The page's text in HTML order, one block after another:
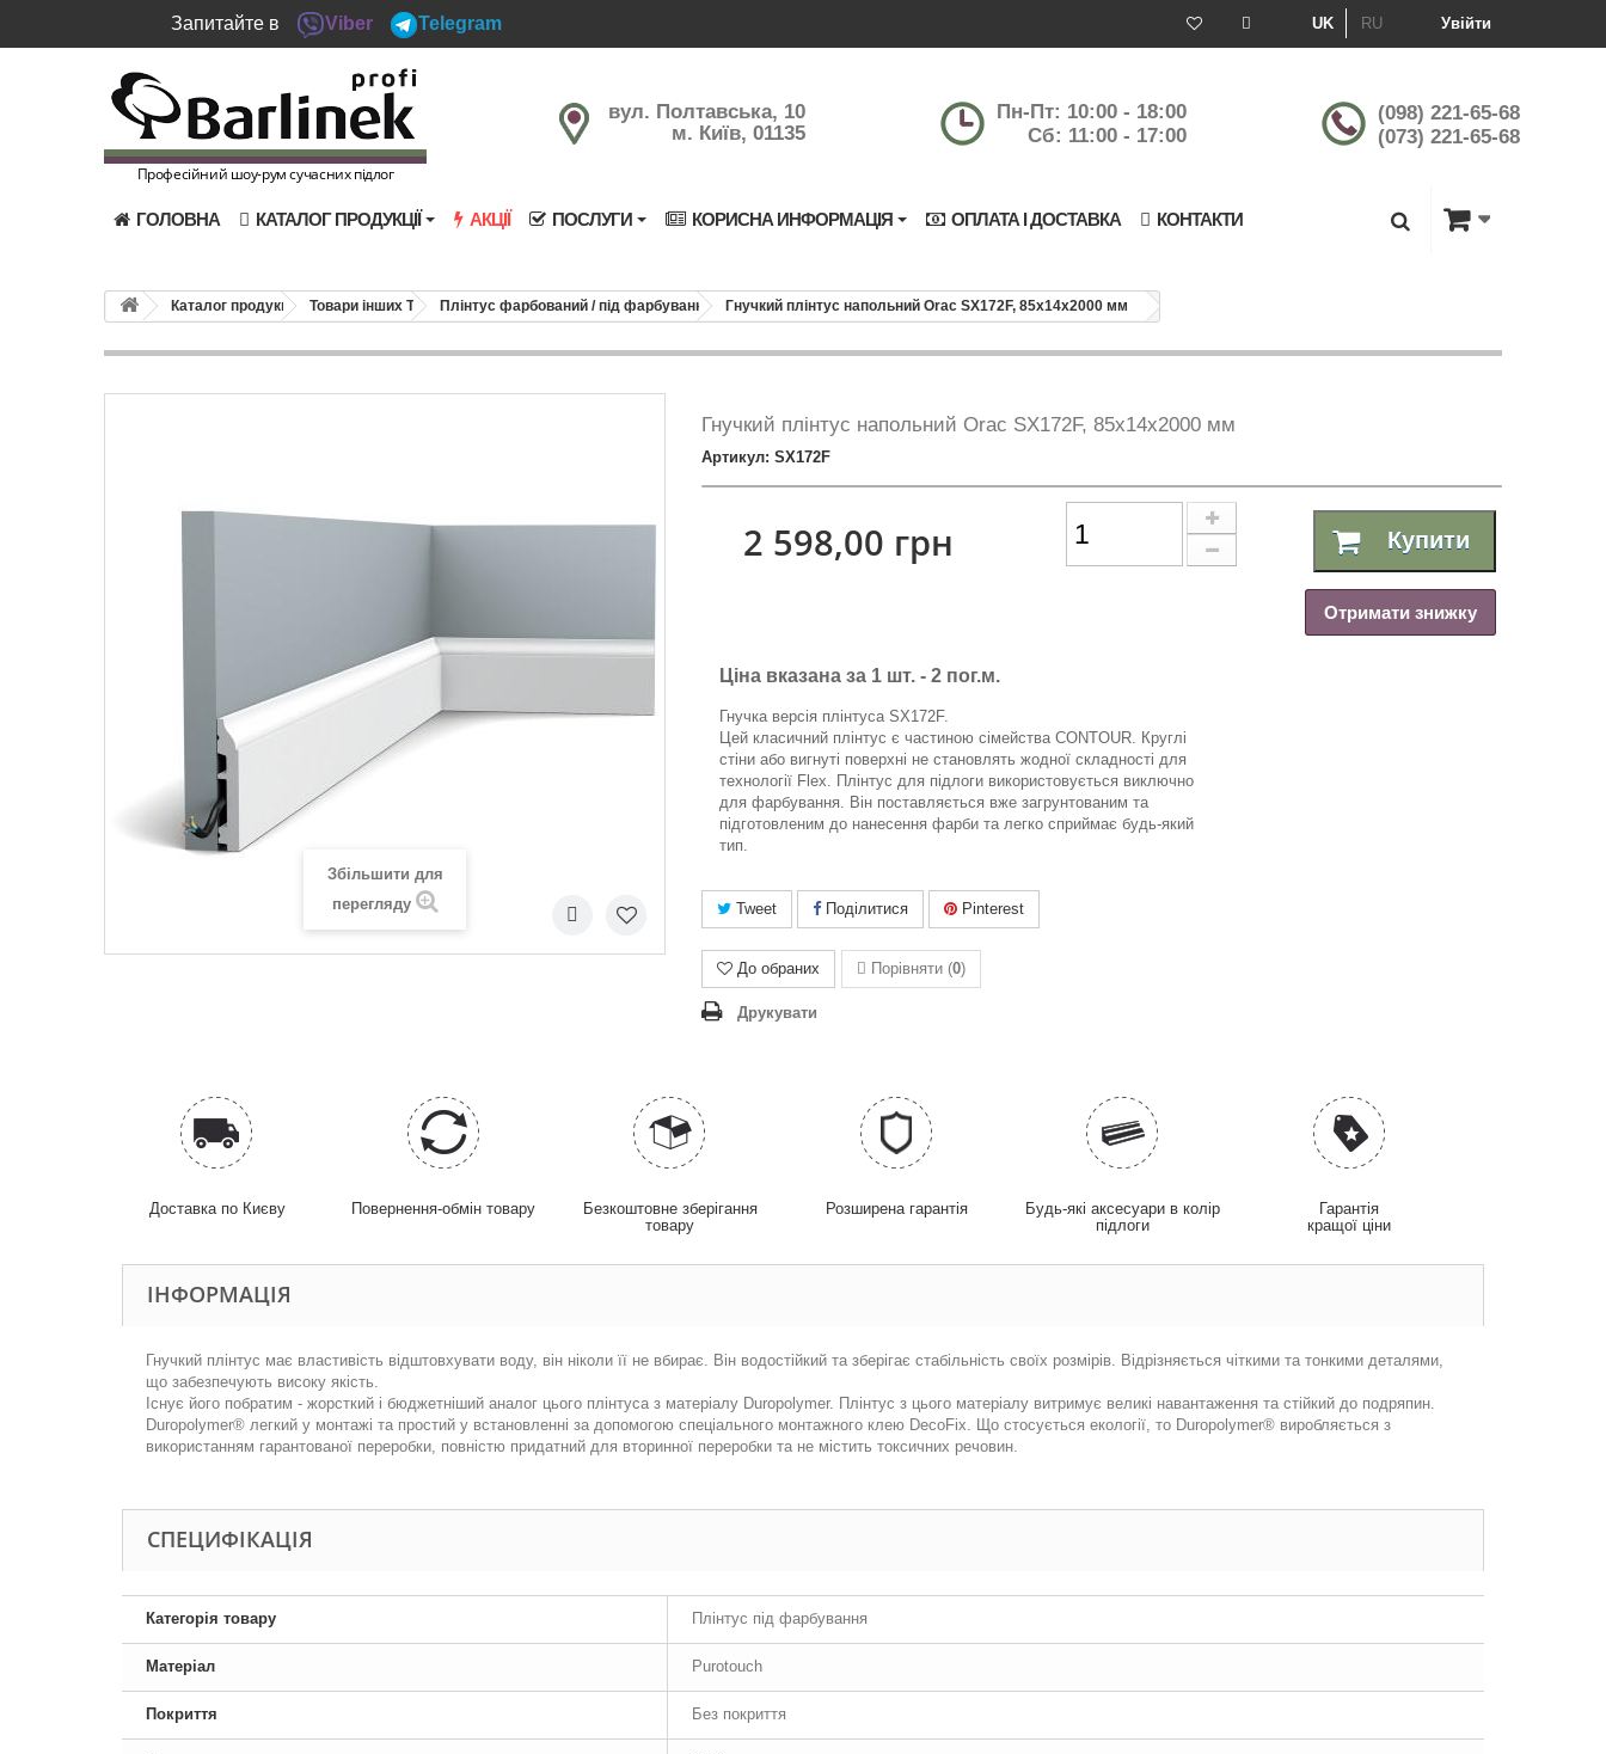
Запитайте в Viber Telegram Увійти
UK RU
Професійний шоу-рум сучасних підлог
вул. Полтавська, 10
м. Київ, 01135
Пн-Пт: 10:00 - 18:00
Сб: 11:00 - 17:00
(098) 221-65-68
(073) 221-65-68
ГОЛОВНА КАТАЛОГ ПРОДУКЦІЇ АКЦІЇ ПОСЛУГИ КОРИСНА ИНФОРМАЦІЯ ОПЛАТА І ДОСТАВКА КОНТАКТИ
Каталог продукції Товари інших ТМ Плінтус фарбований / під фарбування Гнучкий плінтус напольний Orac SX172F, 85х14х2000 мм
Збільшити для
перегляду
Гнучкий плінтус напольний Orac SX172F, 85х14х2000 мм
Артикул: SX172F
2 598,00 грн Купити
Отримати знижку
Ціна вказана за 1 шт. - 2 пог.м.
Гнучка версія плінтуса SX172F.
Цей класичний плінтус є частиною сімейства CONTOUR. Круглі
стіни або вигнуті поверхні не становлять жодної складності для
технології Flex. Плінтус для підлоги використовується виключно
для фарбування. Він поставляється вже загрунтованим та
підготовленим до нанесення фарби та легко сприймає будь-який
тип.
Tweet Поділитися Pinterest
До обраних Порівняти (0)
Друкувати
Доставка по Києву Повернення-обмін товару
Безкоштовне зберігання
товару
Розширена гарантія
Будь-які аксесуари в колір
підлоги
Гарантія
кращої ціни
ІНФОРМАЦІЯ
Гнучкий плінтус має властивість відштовхувати воду, він ніколи її не вбирає. Він водостійкий та зберігає стабільність своїх розмірів. Відрізняється чіткими та тонкими деталями,
що забезпечують високу якість.
Існує його побратим - жорсткий і бюджетніший аналог цього плінтуса з матеріалу Duropolymer. Плінтус з цього матеріалу витримує великі навантаження та стійкий до подряпин.
Duropolymer® легкий у монтажі та простий у встановленні за допомогою спеціального монтажного клею DecoFix. Що стосується екології, то Duropolymer® виробляється з
використанням гарантованої переробки, повністю придатний для вторинної переробки та не містить токсичних речовин.
СПЕЦИФІКАЦІЯ
Категорія товару Плінтус під фарбування
Матеріал Purotouch
Покриття Без покриття